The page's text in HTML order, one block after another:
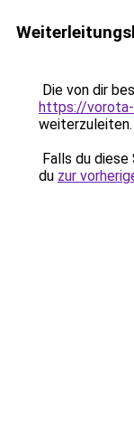
Die von dir
https://vorota-
weiterzuleiten.
Falls du
du zur